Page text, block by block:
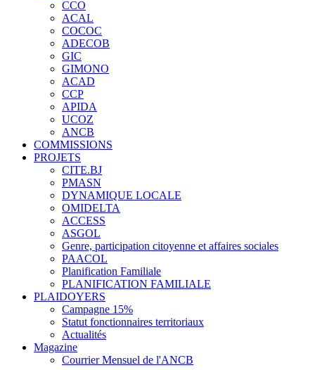
CCO
ACAL
COCOC
ADECOB
GIC
GIMONO
ACAD
CCP
APIDA
UCOZ
ANCB
COMMISSIONS
PROJETS
CITE.BJ
PMASN
DYNAMIQUE LOCALE
OMIDELTA
ACCESS
ASGOL
Genre, participation citoyenne et affaires sociales
PAACOL
Planification Familiale
PLANIFICATION FAMILIALE
PLAIDOYERS
Campagne 15%
Statut fonctionnaires territoriaux
Actualités
Magazine
Courrier Mensuel de l'ANCB